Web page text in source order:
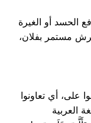
الحسد أو الغيرة
مستمر بفلان،
على، أي تعاونوا
العربية